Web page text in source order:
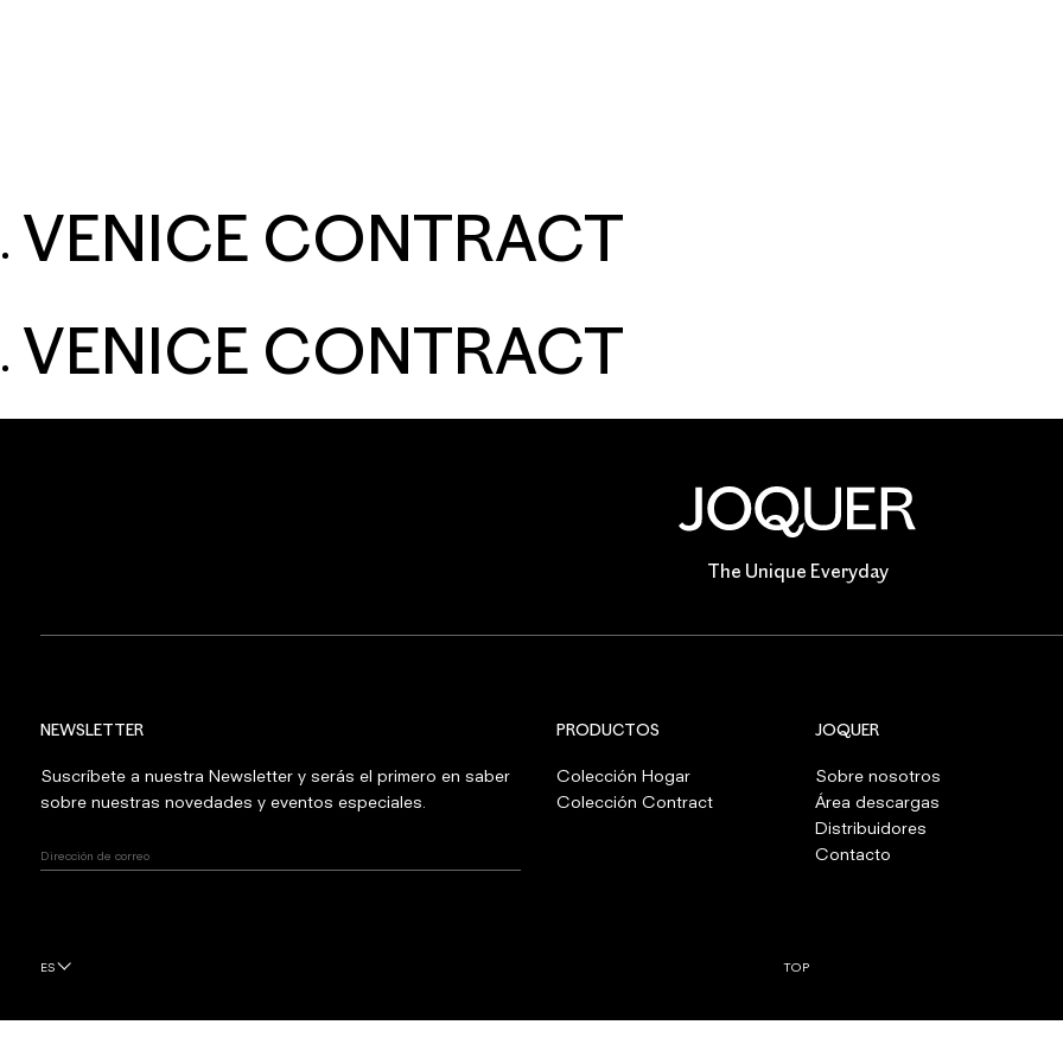
VENICE CONTRACT
VENICE CONTRACT
The Unique Everyday
NEWSLETTER
Suscríbete a nuestra Newsletter y serás el primero en saber
sobre nuestras novedades y eventos especiales.
JOQUER
Sobre nosotros
Área descargas
Distribuidores
Contacto
PRODUCTOS
Colección Hogar
Colección Contract
ES TOP